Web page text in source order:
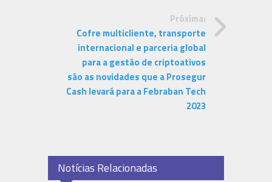
Próxima:
Cofre multicliente, transporte
internacional e parceria global
para a gestão de criptoativos
são as novidades que a Prosegur
Cash levará para a Febraban Tech
2023
Notícias Relacionadas